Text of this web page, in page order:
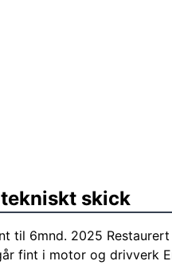
skick
til 6mnd. 2025
fint i motor og drivverk